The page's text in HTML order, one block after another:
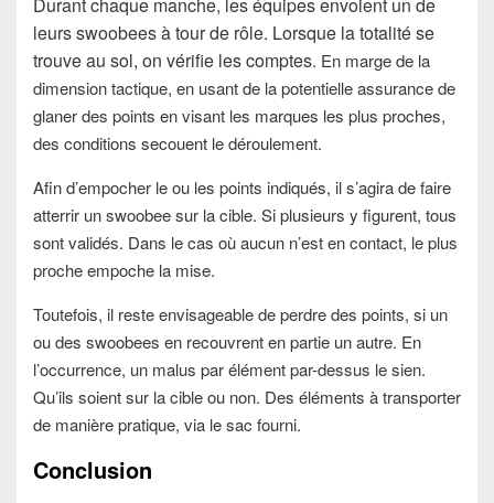
Durant chaque manche, les équipes envoient un de
leurs swoobees à tour de rôle. Lorsque la totalité se
trouve au sol, on vérifie les comptes. En marge de la
dimension tactique, en usant de la potentielle assurance de
glaner des points en visant les marques les plus proches,
des conditions secouent le déroulement.
Afin d’empocher le ou les points indiqués, il s’agira de faire
atterrir un swoobee sur la cible. Si plusieurs y figurent, tous
sont validés. Dans le cas où aucun n’est en contact, le plus
proche empoche la mise.
Toutefois, il reste envisageable de perdre des points, si un
ou des swoobees en recouvrent en partie un autre. En
l’occurrence, un malus par élément par-dessus le sien.
Qu’ils soient sur la cible ou non. Des éléments à transporter
de manière pratique, via le sac fourni.
Conclusion